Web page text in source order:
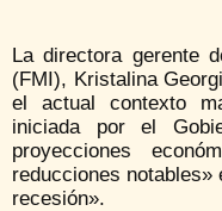
La directora gerente
(FMI), Kristalina
el actual contexto
iniciada por el
proyecciones
reducciones
recesión».